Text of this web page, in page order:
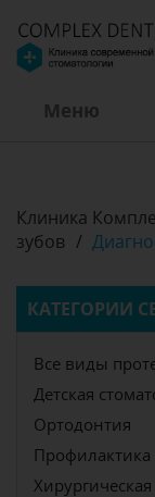
Меню
Клиника
зубов /
КАТЕГОРИИ
Все виды
Детская
Ортодонтия
Профилактика